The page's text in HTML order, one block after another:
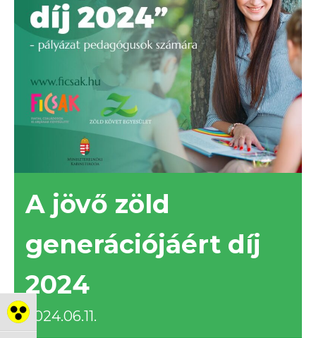
Nagy kontraszt váltása
A jövő zöld
generációjáért díj
2024
2024.06.11.